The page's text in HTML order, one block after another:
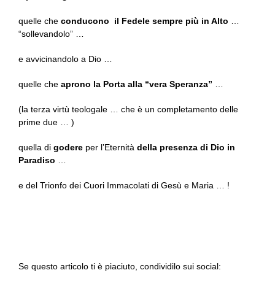
quelle che conducono il Fedele sempre più in Alto
“sollevandolo” …
e avvicinandolo a Dio …
quelle che aprono la Porta alla “vera Speranza”
(la terza virtù teologale … che è un completamento delle
prime due … )
quella di godere per l’Eternità della presenza di Dio in
Paradiso
e del Trionfo dei Cuori Immacolati di Gesù e Maria … !
Se questo articolo ti è piaciuto, condividilo sui social: